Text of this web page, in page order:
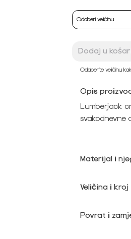
Odaberi veličinu
Dodaj u
Odaberite veličinu
Opis
Lumberjack
svakodnevne
Materijal i
Veličina i kroj
Povrat i